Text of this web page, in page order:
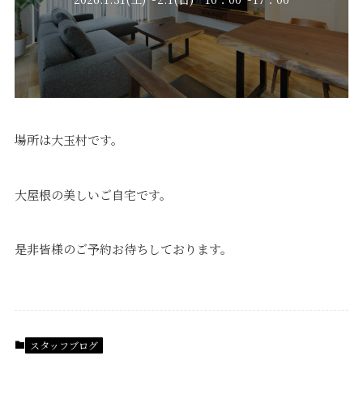
場所は大玉村です。
大屋根の美しいご自宅です。
是非皆様のご予約お待ちしております。
スタッフブログ